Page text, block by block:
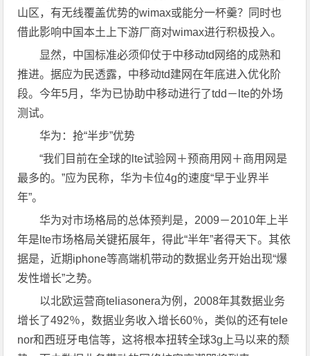
山区，有无线覆盖优势的wimax或能分一杯羹？同时也
借此影响中国本土上下游厂商对wimax进行积极投入。
显然，中国标准必须仰仗于中移动td网络的成熟和
推进。据应为民透露，中移动td建网在年底进入优化阶
段。今年5月，华为已协助中移动进行了tdd－lte的外场
测试。
华为：抢“半步”优势
“我们目前在全球的lte试验网＋预商用网＋商用网是
最多的。”应为民称，华为卡位4g的速度“早于业界半
年”。
华为对市场格局的总体预判是，2009－2010年上半
年是lte市场格局关键拓展年，得此“半年”者得天下。其依
据是，近期iphone等高端机带动的数据业务开始出现“爆
发性增长”之势。
以北欧运营商teliasonera为例，2008年其数据业务
增长了492％，数据业务收入增长60％，类似的还有tele
nor和西班牙电信等，这将根本扭转全球3g上马以来的颓